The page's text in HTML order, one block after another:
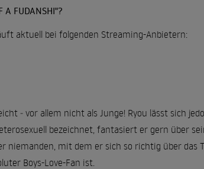
A FUDANSHI"?
aktuell bei folgenden Streaming-Anbietern:
‒ vor allem nicht als Junge! Ryou lässt sich
bezeichnet, fantasiert er gern über
niemanden, mit dem er sich so richtig über das
Boys-Love-Fan ist.